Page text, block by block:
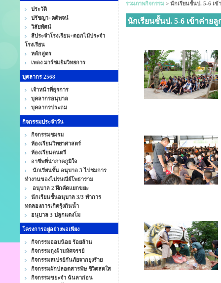
ประวัติ
ปรัชญา+คติพจน์
วิสัยทัศน์
สีประจำโรงเรียน+ดอกไม้ประจำ
โรงเรียน
หลักสูตร
เพลง มาร์ชแย้มวิทยการ
บุคลากร 2568
เจ้าหน้าที่ธุรการ
บุคลากรอนุบาล
บุคลากรประถม
กิจกรรมประจำวัน
กิจกรรมชมรม
ห้องเรียนวิทยาศาสตร์
ห้องเรียนดนตรี
อาชีพที่น่าภาคภูมิใจ
นักเรียนชั้น อนุบาล 3 ไปชมการ
ทำงานของไปรษณีย์โพธาราม
อนุบาล 2 ฝึกคัดแยกขยะ
นักเรียนชั้นอนุบาล 3/3 ทำการ
ทดลองการเกิดรุ้งกินน้ำ
อนุบาล 3 ปลูกแตงโม
โครงการอยู่อย่างพอเพียง
กิจกรรมออมน้อย ร้อยล้าน
กิจกรรมถุงผ้ามหัศจรรย์
กิจกรรมสเปรย์กันภัยจากยุงร้าย
กิจกรรมผักปลอดสารพิษ ชีวิตสดใส
กิจกรรมขยะจ๋า ฉันลาก่อน
รวมภาพกิจกรรม > นักเรียนชั้นป. 5-6 เข้
นักเรียนชั้นป. 5-6 เข้าค่ายลู